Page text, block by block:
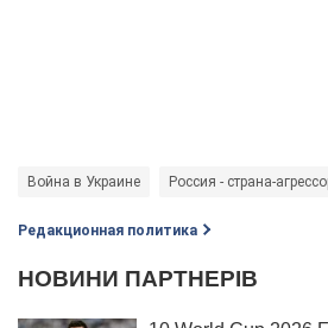
Война в Украине Россия - страна-
Редакционная политика